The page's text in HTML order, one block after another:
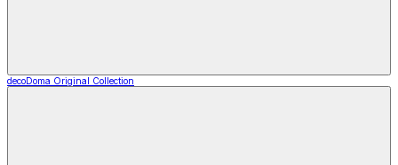
decoDoma Original Collection